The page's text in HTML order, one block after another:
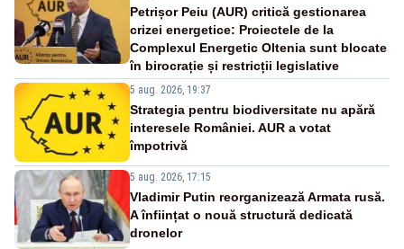
Petrișor Peiu (AUR) critică gestionarea
crizei energetice: Proiectele de la
Complexul Energetic Oltenia sunt blocate
în birocrație și restricții legislative
5 aug. 2026, 19:37
Strategia pentru biodiversitate nu apără
interesele României. AUR a votat
împotrivă
5 aug. 2026, 17:15
Vladimir Putin reorganizează Armata rusă.
A înființat o nouă structură dedicată
dronelor